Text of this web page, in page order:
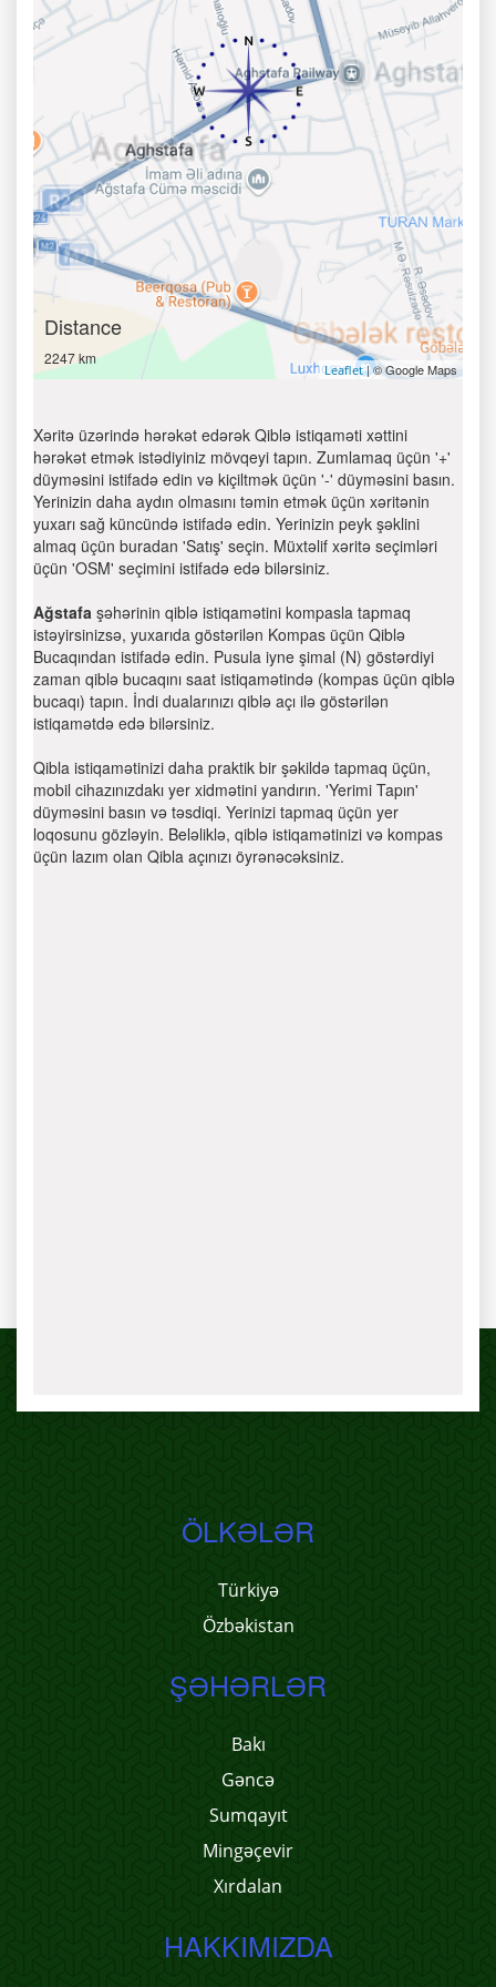
Distance
2247 km
Leaflet| © Google Maps
Xəritə üzərində hərəkət edərək Qiblə istiqaməti xəttini
hərəkət etmək istədiyiniz mövqeyi tapın. Zumlamaq üçün '+'
düyməsini istifadə edin və kiçiltmək üçün '-' düyməsini basın.
Yerinizin daha aydın olmasını təmin etmək üçün xəritənin
yuxarı sağ küncündə istifadə edin. Yerinizin peyk şəklini
almaq üçün buradan 'Satış' seçin. Müxtəlif xəritə seçimləri
üçün 'OSM' seçimini istifadə edə bilərsiniz.
Ağstafa şəhərinin qiblə istiqamətini kompasla tapmaq
istəyirsinizsə, yuxarıda göstərilən Kompas üçün Qiblə
Bucaqından istifadə edin. Pusula iyne şimal (N) göstərdiyi
zaman qiblə bucaqını saat istiqamətində (kompas üçün qiblə
bucaqı) tapın. İndi dualarınızı qiblə açı ilə göstərilən
istiqamətdə edə bilərsiniz.
Qibla istiqamətinizi daha praktik bir şəkildə tapmaq üçün,
mobil cihazınızdakı yer xidmətini yandırın. 'Yerimi Tapın'
düyməsini basın və təsdiqi. Yerinizi tapmaq üçün yer
loqosunu gözləyin. Beləliklə, qiblə istiqamətinizi və kompas
üçün lazım olan Qibla açınızı öyrənəcəksiniz.
ÖLKƏLƏR
Türkiyə
Özbəkistan
ŞƏHƏRLƏR
Bakı
Gəncə
Sumqayıt
Mingəçevir
Xırdalan
HAKKIMIZDA